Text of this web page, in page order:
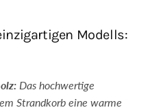
Modells:
Das hochwertige
Strandkorb eine warme